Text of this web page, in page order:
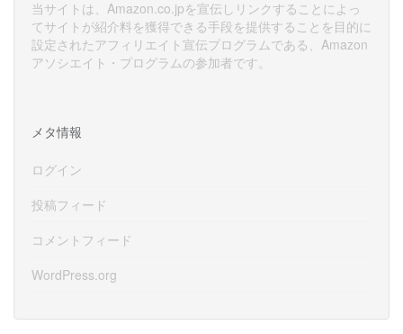
当サイトは、Amazon.co.jpを宣伝しリンクすることによっ
てサイトが紹介料を獲得できる手段を提供することを目的に
設定されたアフィリエイト宣伝プログラムである、Amazon
アソシエイト・プログラムの参加者です。
メタ情報
ログイン
投稿フィード
コメントフィード
WordPress.org